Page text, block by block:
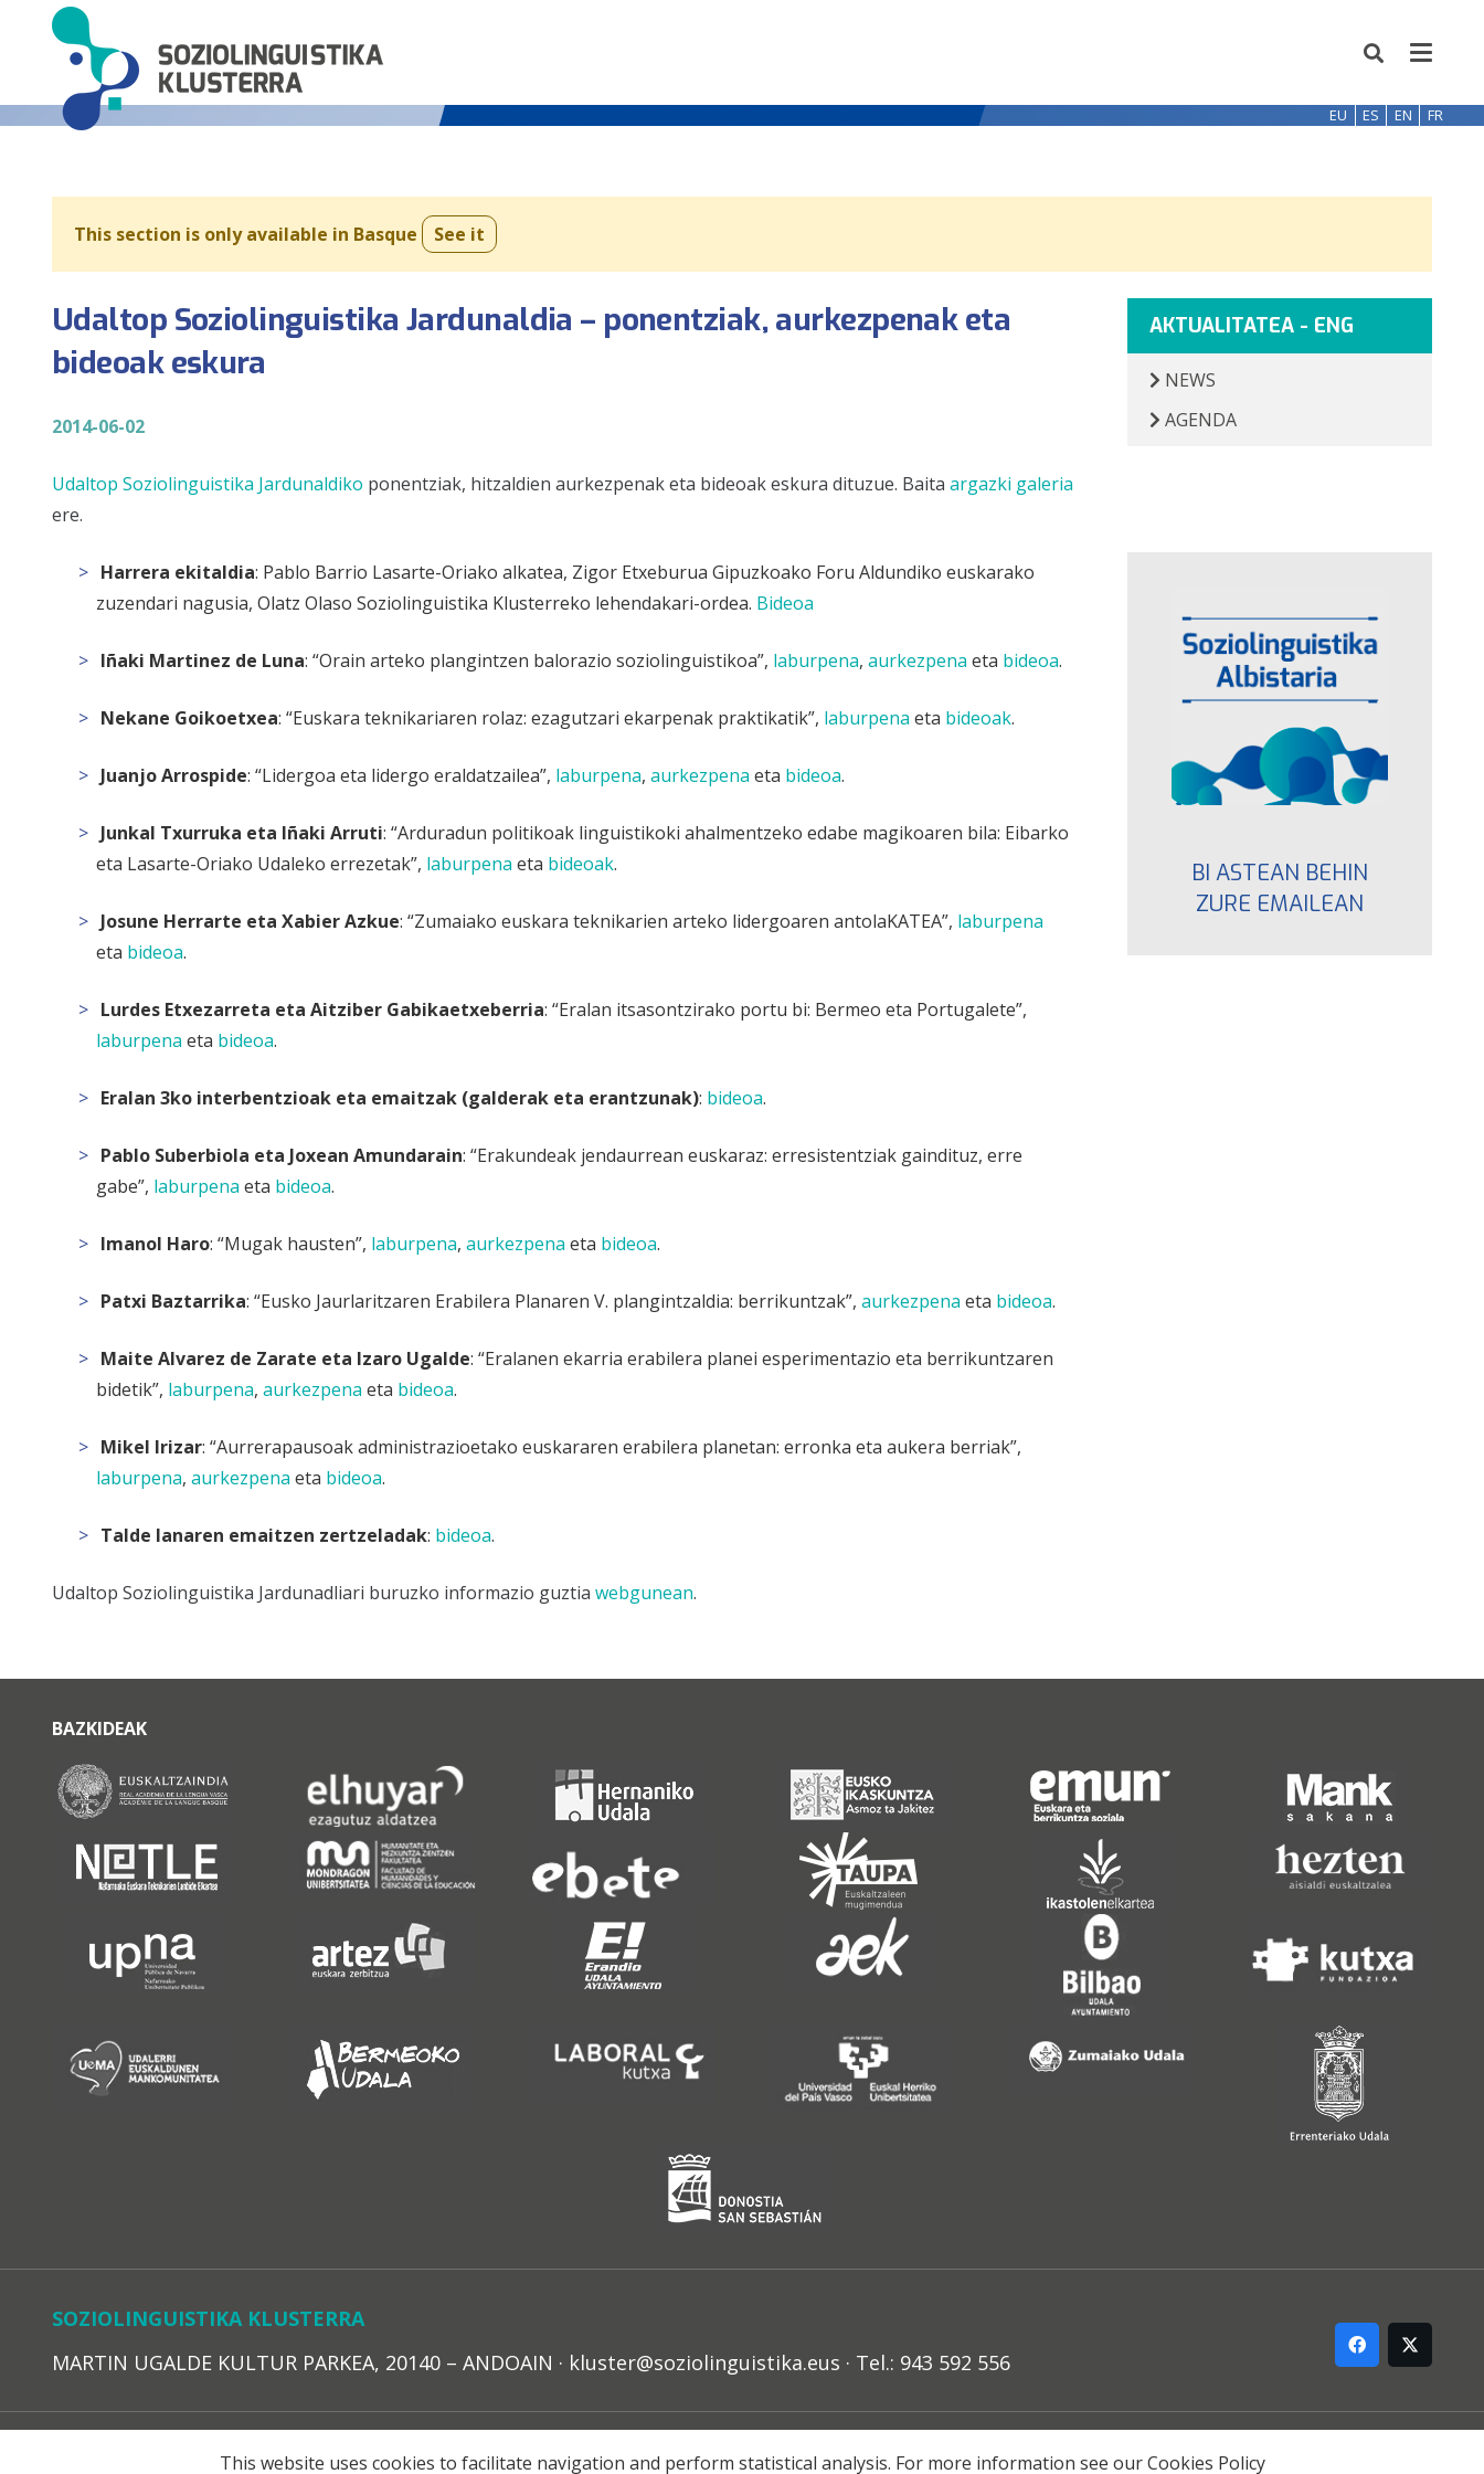
EU ES EN FR
This section is only available in Basque See it
Udaltop Soziolinguistika Jardunaldia – ponentziak, aurkezpenak eta
bideoak eskura
2014-06-02
Udaltop Soziolinguistika Jardunaldiko ponentziak, hitzaldien aurkezpenak eta bideoak eskura dituzue. Baita argazki galeria
ere.
Harrera ekitaldia: Pablo Barrio Lasarte-Oriako alkatea, Zigor Etxeburua Gipuzkoako Foru Aldundiko euskarako
zuzendari nagusia, Olatz Olaso Soziolinguistika Klusterreko lehendakari-ordea. Bideoa
Iñaki Martinez de Luna: “Orain arteko plangintzen balorazio soziolinguistikoa”, laburpena, aurkezpena eta bideoa.
Nekane Goikoetxea: “Euskara teknikariaren rolaz: ezagutzari ekarpenak praktikatik”, laburpena eta bideoak.
Juanjo Arrospide: “Lidergoa eta lidergo eraldatzailea”, laburpena, aurkezpena eta bideoa.
Junkal Txurruka eta Iñaki Arruti: “Arduradun politikoak linguistikoki ahalmentzeko edabe magikoaren bila: Eibarko
eta Lasarte-Oriako Udaleko errezetak”, laburpena eta bideoak.
Josune Herrarte eta Xabier Azkue: “Zumaiako euskara teknikarien arteko lidergoaren antolaKATEA”, laburpena
eta bideoa.
Lurdes Etxezarreta eta Aitziber Gabikaetxeberria: “Eralan itsasontzirako portu bi: Bermeo eta Portugalete”,
laburpena eta bideoa.
Eralan 3ko interbentzioak eta emaitzak (galderak eta erantzunak): bideoa.
Pablo Suberbiola eta Joxean Amundarain: “Erakundeak jendaurrean euskaraz: erresistentziak gaindituz, erre
gabe”, laburpena eta bideoa.
Imanol Haro: “Mugak hausten”, laburpena, aurkezpena eta bideoa.
Patxi Baztarrika: “Eusko Jaurlaritzaren Erabilera Planaren V. plangintzaldia: berrikuntzak”, aurkezpena eta bideoa.
Maite Alvarez de Zarate eta Izaro Ugalde: “Eralanen ekarria erabilera planei esperimentazio eta berrikuntzaren
bidetik”, laburpena, aurkezpena eta bideoa.
Mikel Irizar: “Aurrerapausoak administrazioetako euskararen erabilera planetan: erronka eta aukera berriak”,
laburpena, aurkezpena eta bideoa.
Talde lanaren emaitzen zertzeladak: bideoa.
Udaltop Soziolinguistika Jardunadliari buruzko informazio guztia webgunean.
AKTUALITATEA - ENG
NEWS
AGENDA
BI ASTEAN BEHIN
ZURE EMAILEAN
BAZKIDEAK
SOZIOLINGUISTIKA KLUSTERRA
MARTIN UGALDE KULTUR PARKEA, 20140 – ANDOAIN · kluster@soziolinguistika.eus · Tel.: 943 592 556
This website uses cookies to facilitate navigation and perform statistical analysis. For more information see ourCookies Policy